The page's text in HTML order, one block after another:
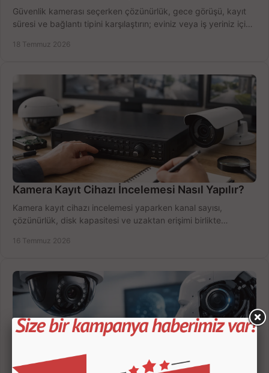
Güvenlik kamerası seçerken çözünürlük, gece görüşü, kayıt
süresi ve bağlantı tipini karşılaştırın; eviniz veya iş yeriniz için
18 Temmuz 2026
Kamera Kayıt Cihazı İncelemesi Nasıl Yapılır?
Kamera kayıt cihazı incelemesi yaparken kanal sayısı,
çözünürlük, disk kapasitesi ve uzaktan erişimi birlikte
16 Temmuz 2026